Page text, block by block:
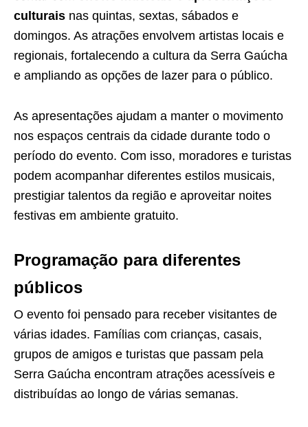
culturais nas quintas, sextas, sábados e
domingos. As atrações envolvem artistas locais e
regionais, fortalecendo a cultura da Serra Gaúcha
e ampliando as opções de lazer para o público.
As apresentações ajudam a manter o movimento
nos espaços centrais da cidade durante todo o
período do evento. Com isso, moradores e turistas
podem acompanhar diferentes estilos musicais,
prestigiar talentos da região e aproveitar noites
festivas em ambiente gratuito.
Programação para diferentes
públicos
O evento foi pensado para receber visitantes de
várias idades. Famílias com crianças, casais,
grupos de amigos e turistas que passam pela
Serra Gaúcha encontram atrações acessíveis e
distribuídas ao longo de várias semanas.